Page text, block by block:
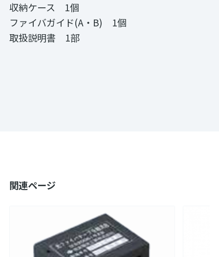
収納ケース 1個
ファイバガイド(A・B) 1個
取扱説明書 1部
関連ページ